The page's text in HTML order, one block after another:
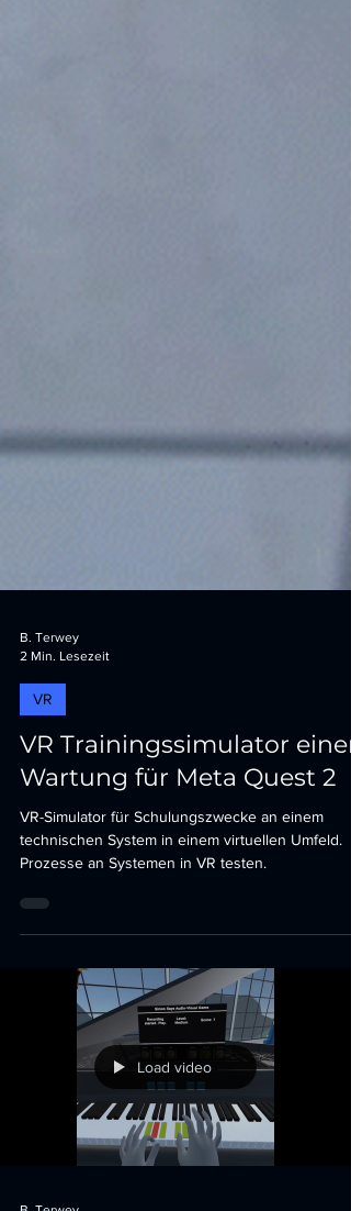
2 Min. Lesezeit
VR
VR Trainingssimulator einer
Wartung für Meta Quest 2
VR-Simulator für Schulungszwecke an einem
technischen System in einem virtuellen Umfeld.
Prozesse an Systemen in VR testen.
Load video